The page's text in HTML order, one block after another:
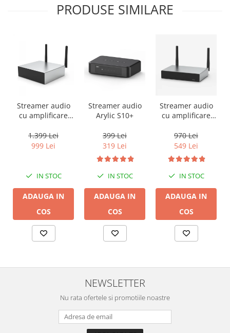
PRODUSE SIMILARE
Streamer audio
cu amplificare
A50+, LAN /Wi-Fi
/Bluetooth,
1.399 Lei
999 Lei
IN STOC
ADAUGA IN
COS
Streamer audio
Arylic S10+
399 Lei
319 Lei
IN STOC
ADAUGA IN
COS
Streamer audio
cu amplificare
A30+, LAN /Wi-Fi
/Bluetooth,
24bit/192kHz,
Multiroom
970 Lei
549 Lei
IN STOC
ADAUGA IN
COS
NEWSLETTER
Nu rata ofertele si promotiile noastre